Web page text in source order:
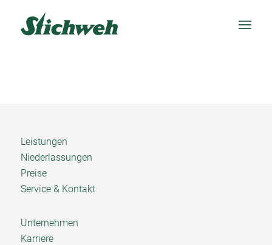
Leistungen
Niederlassungen
Preise
Service & Kontakt
Unternehmen
Karriere